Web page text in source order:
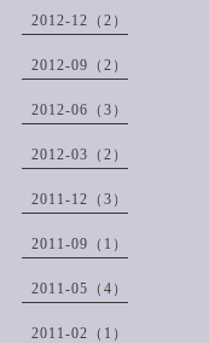
2012-12（2）
2012-09（2）
2012-06（3）
2012-03（2）
2011-12（3）
2011-09（1）
2011-05（4）
2011-02（1）